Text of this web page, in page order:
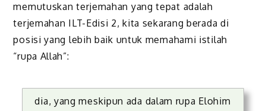
memutuskan terjemahan yang tepat adalah
terjemahan ILT-Edisi 2, kita sekarang berada di
posisi yang lebih baik untuk memahami istilah
“rupa Allah”:
dia, yang meskipun ada dalam rupa Elohim